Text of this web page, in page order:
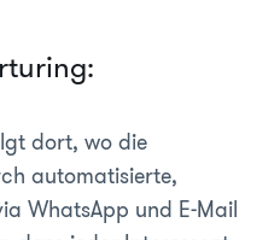
dort, wo die
automatisierte,
WhatsApp und E-Mail